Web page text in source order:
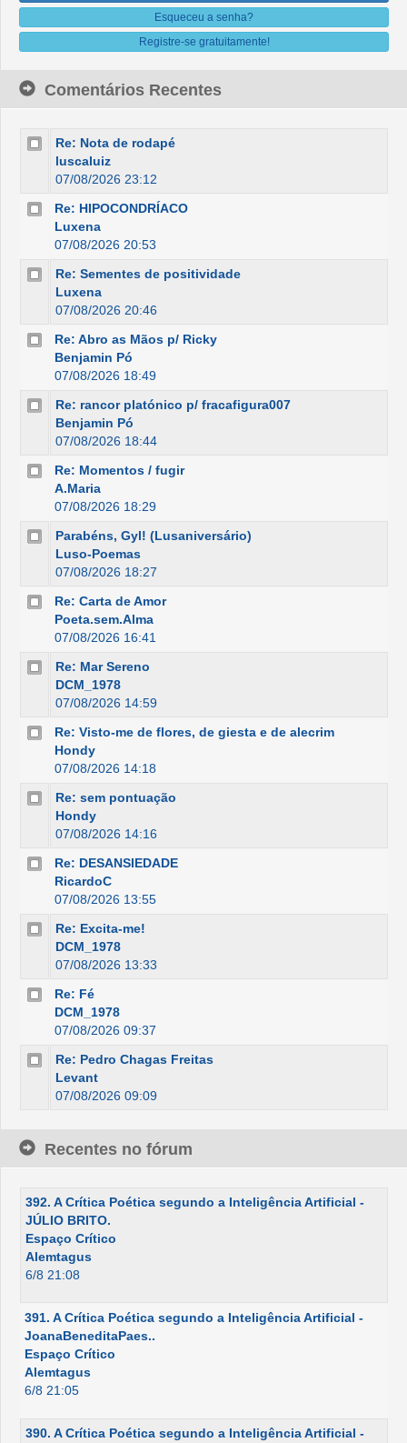
Esqueceu a senha?
Registre-se gratuitamente!
Comentários Recentes
Re: Nota de rodapé
luscaluiz
07/08/2026 23:12
Re: HIPOCONDRÍACO
Luxena
07/08/2026 20:53
Re: Sementes de positividade
Luxena
07/08/2026 20:46
Re: Abro as Mãos p/ Ricky
Benjamin Pó
07/08/2026 18:49
Re: rancor platónico p/ fracafigura007
Benjamin Pó
07/08/2026 18:44
Re: Momentos / fugir
A.Maria
07/08/2026 18:29
Parabéns, Gyl! (Lusaniversário)
Luso-Poemas
07/08/2026 18:27
Re: Carta de Amor
Poeta.sem.Alma
07/08/2026 16:41
Re: Mar Sereno
DCM_1978
07/08/2026 14:59
Re: Visto-me de flores, de giesta e de alecrim
Hondy
07/08/2026 14:18
Re: sem pontuação
Hondy
07/08/2026 14:16
Re: DESANSIEDADE
RicardoC
07/08/2026 13:55
Re: Excita-me!
DCM_1978
07/08/2026 13:33
Re: Fé
DCM_1978
07/08/2026 09:37
Re: Pedro Chagas Freitas
Levant
07/08/2026 09:09
Recentes no fórum
392. A Crítica Poética segundo a Inteligência Artificial -
JÚLIO BRITO.
Espaço Crítico
Alemtagus
6/8 21:08
391. A Crítica Poética segundo a Inteligência Artificial -
JoanaBeneditaPaes..
Espaço Crítico
Alemtagus
6/8 21:05
390. A Crítica Poética segundo a Inteligência Artificial -